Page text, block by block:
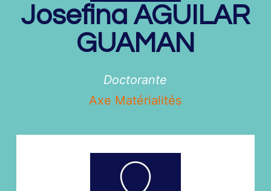
JosefinaAGUILAR
GUAMAN
Doctorante
Axe Matérialités